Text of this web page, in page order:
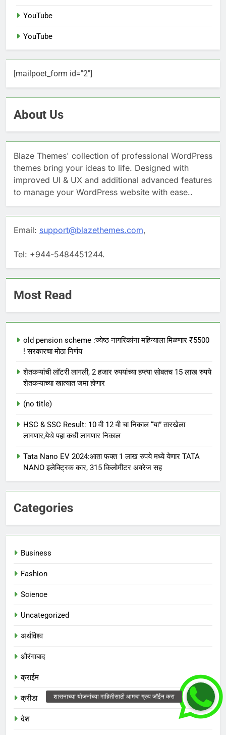
YouTube
YouTube
[mailpoet_form id="2"]
About Us
Blaze Themes' collection of professional WordPress
themes bring your ideas to life. Designed with
improved UI & UX and additional advanced features
to manage your WordPress website with ease..
Email: support@blazethemes.com,
Tel: +944-5484451244.
Most Read
old pension scheme :ज्येष्ठ नागरिकांना महिन्याला मिळणार ₹5500
! सरकारचा मोठा निर्णय
शेतकऱ्यांची लॉटरी लागली, 2 हजार रुपयांच्या हप्त्या सोबतच 15 लाख रुपये
शेतकऱ्याच्या खात्यात जमा होणार
(no title)
HSC & SSC Result: 10 वी 12 वी चा निकाल “या” तारखेला
लागणार,येथे पहा कधी लागणार निकाल
Tata Nano EV 2024:आता फक्त 1 लाख रुपये मध्ये येणार TATA
NANO इलेक्ट्रिक कार, 315 किलोमीटर अवरेज सह
Categories
Business
Fashion
Science
Uncategorized
अर्थविश्व
औरंगाबाद
क्राईम
क्रीडा
देश